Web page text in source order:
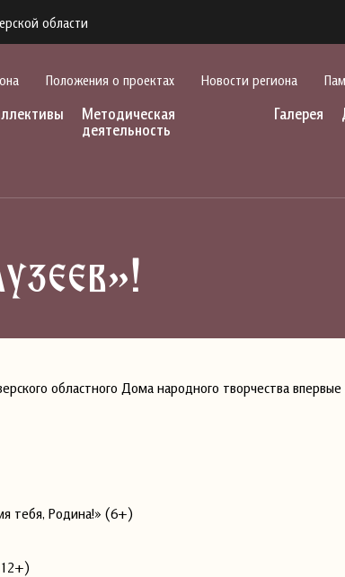
области
Положения о проектах Новости региона
Методическая
деятельность
Галерея
областного Дома народного творчества впервые
тебя, Родина!» (6+)